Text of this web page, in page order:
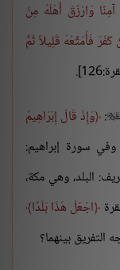
وَارْزُقْ أَهْلَهُ مِنَ
فَأُمَتِّعُهُ قَلِيلاً ثُمَّ
: وَإِذْ قَالَ إِبْرَاهِيمُ
بالتعريف: البلد، وهي مكة،
اجْعَلْ هَذَا بَلَدًا
التفريق بينهما؟